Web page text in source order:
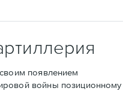
появлением
войны позиционному